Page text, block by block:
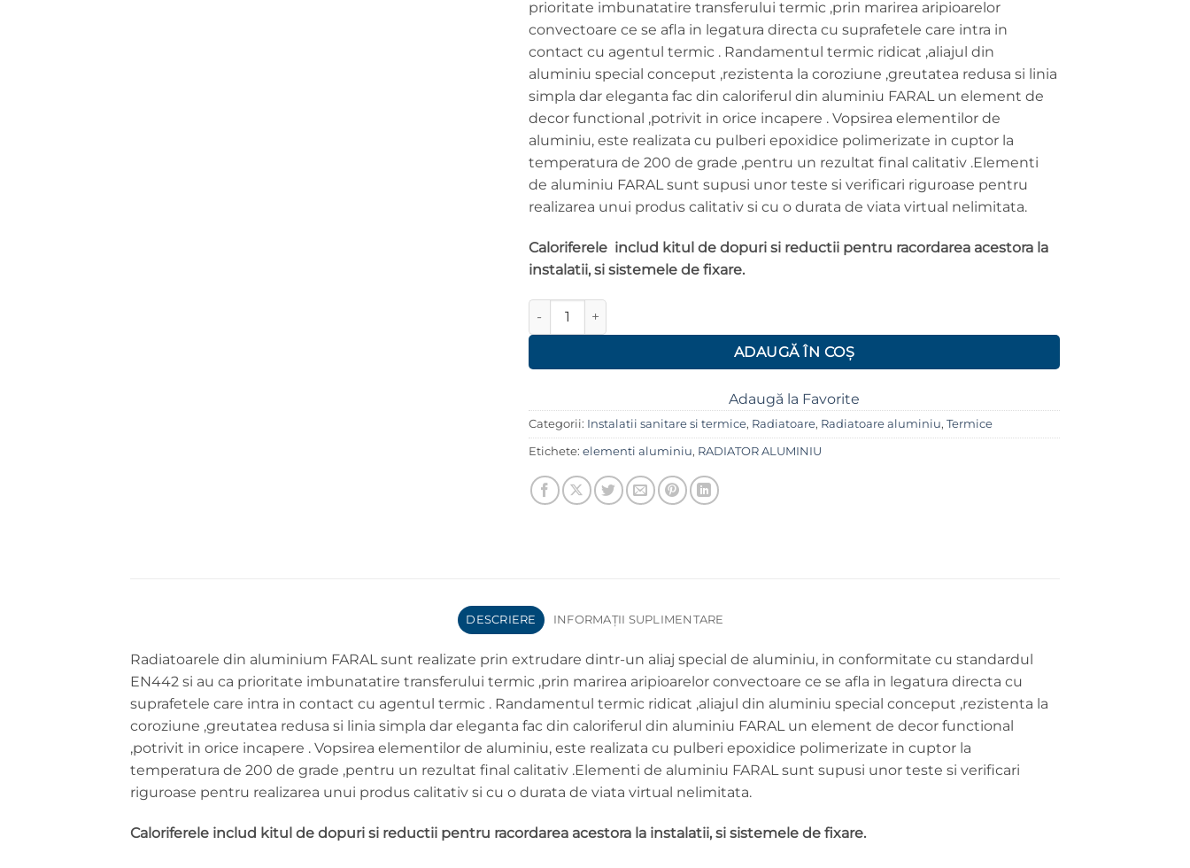
900.00 lei.
prioritate imbunatatire transferului termic ,prin marirea aripioarelor
convectoare ce se afla in legatura directa cu suprafetele care intra in
contact cu agentul termic . Randamentul termic ridicat ,aliajul din
aluminiu special conceput ,rezistenta la coroziune ,greutatea redusa si linia
simpla dar eleganta fac din caloriferul din aluminiu FARAL un element de
decor functional ,potrivit in orice incapere . Vopsirea elementilor de
aluminiu, este realizata cu pulberi epoxidice polimerizate in cuptor la
temperatura de 200 de grade ,pentru un rezultat final calitativ .Elementi
de aluminiu FARAL sunt supusi unor teste si verificari riguroase pentru
realizarea unui produs calitativ si cu o durata de viata virtual nelimitata.
Caloriferele includ kitul de dopuri si reductii pentru racordarea acestora la
instalatii, si sistemele de fixare.
Cantitate Radiator aluminiu FARAL H=1200 mm - 2 elementi - 16 cm
ADAUGĂ ÎN COȘ
Adaugă la Favorite
Categorii: Instalatii sanitare si termice, Radiatoare, Radiatoare aluminiu, Termice
Etichete: elementi aluminiu, RADIATOR ALUMINIU
DESCRIERE INFORMAȚII SUPLIMENTARE
Radiatoarele din aluminium FARAL sunt realizate prin extrudare dintr-un aliaj special de aluminiu, in conformitate cu standardul
EN442 si au ca prioritate imbunatatire transferului termic ,prin marirea aripioarelor convectoare ce se afla in legatura directa cu
suprafetele care intra in contact cu agentul termic . Randamentul termic ridicat ,aliajul din aluminiu special conceput ,rezistenta la
coroziune ,greutatea redusa si linia simpla dar eleganta fac din caloriferul din aluminiu FARAL un element de decor functional
,potrivit in orice incapere . Vopsirea elementilor de aluminiu, este realizata cu pulberi epoxidice polimerizate in cuptor la
temperatura de 200 de grade ,pentru un rezultat final calitativ .Elementi de aluminiu FARAL sunt supusi unor teste si verificari
riguroase pentru realizarea unui produs calitativ si cu o durata de viata virtual nelimitata.
Caloriferele includ kitul de dopuri si reductii pentru racordarea acestora la instalatii, si sistemele de fixare.